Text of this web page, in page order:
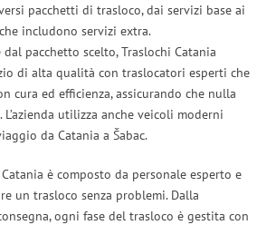
pacchetti di trasloco, dai servizi base ai
includono servizi extra.
pacchetto scelto, Traslochi Catania
di alta qualità con traslocatori esperti che
cura ed efficienza, assicurando che nulla
utilizza anche veicoli moderni
da Catania a Šabac.
è composto da personale esperto e
un trasloco senza problemi. Dalla
ogni fase del trasloco è gestita con